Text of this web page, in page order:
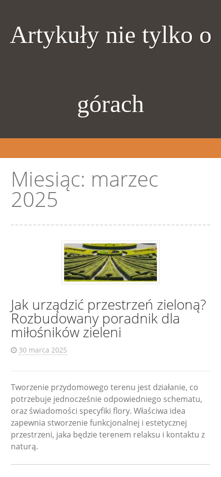
Artykuły nie tylko o
górach
Miesiąc: marzec
2025
Jak urządzić przestrzeń zieloną?
Rozbudowany poradnik dla
miłośników zieleni
30 marca 2025
Tworzenie przydomowego terenu jest działanie, co
potrzebuje jednocześnie odpowiedniego schematu,
oraz świadomości specyfiki flory. Właściwa idea
zapewnia stworzenie funkcjonalnej i estetycznej
przestrzeni, jaka będzie terenem relaksu i kontaktu z
naturą.